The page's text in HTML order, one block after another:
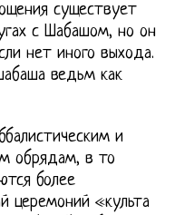
существует
с Шабашом, но он
нет иного выхода.
ведьм как
и
обрядам, в то
более
церемоний «культа